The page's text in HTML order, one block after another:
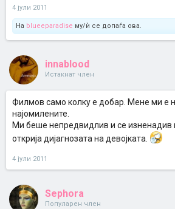
4 јули 2011
На blueeparadise му/ѝ се допаѓа ова.
innablood
Истакнат член
Филмов само колку е добар. Мене ми е
најомилените.
Ми беше непредвидлив и се изненадив
открија дијагнозата на девојката.
4 јули 2011
Sephora
Популарен член